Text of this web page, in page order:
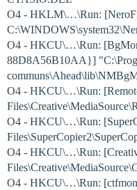
O4 - HKLM\…\Run:
O4 - HKCU\…\Run:
88D8A56B10AA}]
O4 - HKCU\…\Run:
O4 - HKCU\…\Run:
O4 - HKCU\…\Run:
O4 - HKCU\…\Run: